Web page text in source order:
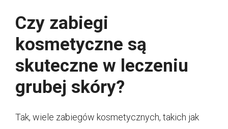
Czy zabiegi
kosmetyczne są
skuteczne w leczeniu
grubej skóry?
Tak, wiele zabiegów kosmetycznych, takich jak